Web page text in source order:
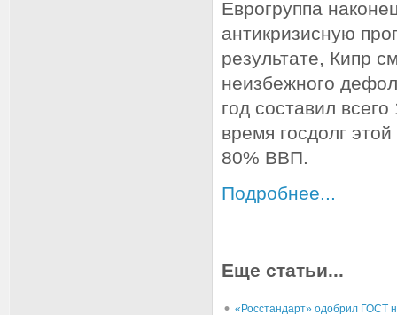
Еврогруппа
антикризисную
результате, Кипр
неизбежного
год составил
время госдолг
80% ВВП.
Подробнее...
Еще статьи...
«Росстандарт» одобрил ГОСТ